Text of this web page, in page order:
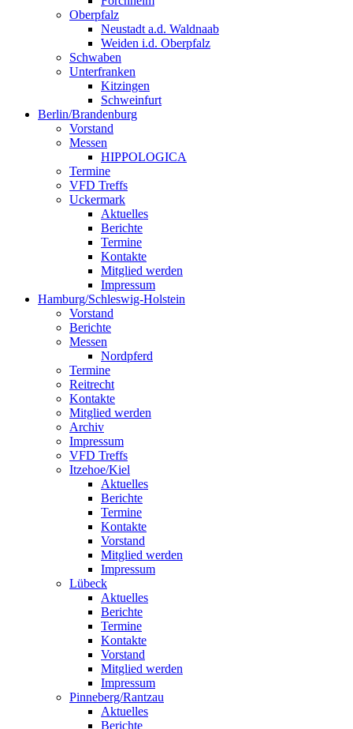
Oberpfalz
Neustadt a.d. Waldnaab
Weiden i.d. Oberpfalz
Schwaben
Unterfranken
Kitzingen
Schweinfurt
Berlin/Brandenburg
Vorstand
Messen
HIPPOLOGICA
Termine
VFD Treffs
Uckermark
Aktuelles
Berichte
Termine
Kontakte
Mitglied werden
Impressum
Hamburg/Schleswig-Holstein
Vorstand
Berichte
Messen
Nordpferd
Termine
Reitrecht
Kontakte
Mitglied werden
Archiv
Impressum
VFD Treffs
Itzehoe/Kiel
Aktuelles
Berichte
Termine
Kontakte
Vorstand
Mitglied werden
Impressum
Lübeck
Aktuelles
Berichte
Termine
Kontakte
Vorstand
Mitglied werden
Impressum
Pinneberg/Rantzau
Aktuelles
Berichte